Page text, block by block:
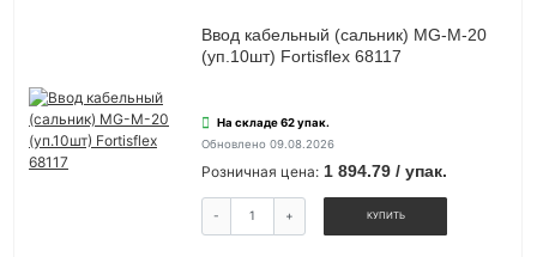
Ввод кабельный (сальник) MG-M-20
(уп.10шт) Fortisflex 68117
На складе 62 упак.
Обновлено 09.08.2026
Розничная цена: 1 894.79 / упак.
- + КУПИТЬ